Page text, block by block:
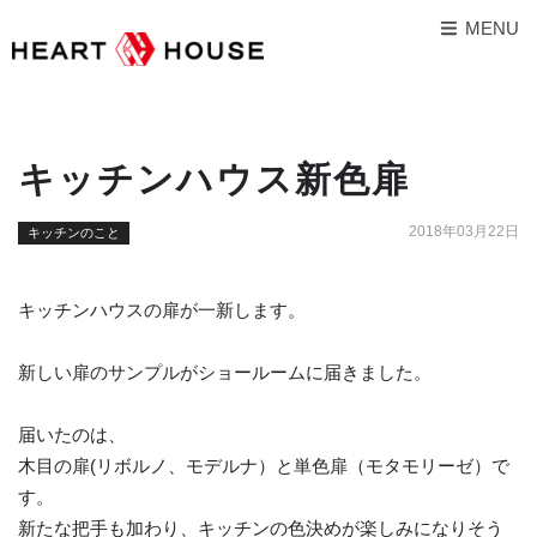
MENU
キッチンハウス新色扉
キッチンのこと 2018年03月22日
キッチンハウスの扉が一新します。
新しい扉のサンプルがショールームに届きました。
届いたのは、
木目の扉(リボルノ、モデルナ）と単色扉（モタモリーゼ）で
す。
新たな把手も加わり、キッチンの色決めが楽しみになりそう